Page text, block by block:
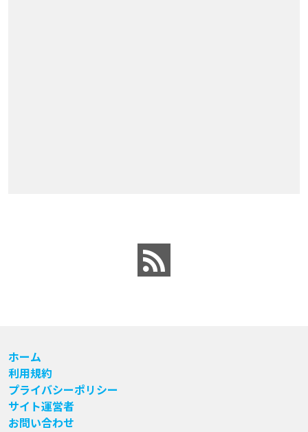
ホーム
利用規約
プライバシーポリシー
サイト運営者
お問い合わせ